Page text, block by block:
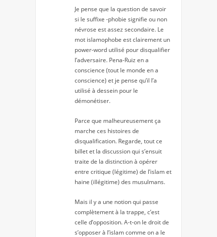
Je pense que la question de savoir
si le suffixe -phobie signifie ou non
névrose est assez secondaire. Le
mot islamophobe est clairement un
power-word utilisé pour disqualifier
l’adversaire. Pena-Ruiz en a
conscience (tout le monde en a
conscience) et je pense qu’il l’a
utilisé à dessein pour le
démonétiser.
Parce que malheureusement ça
marche ces histoires de
disqualification. Regarde, tout ce
billet et la discussion qui s’ensuit
traite de la distinction à opérer
entre critique (légitime) de l’islam et
haine (illégitime) des musulmans.
Mais il y a une notion qui passe
complètement à la trappe, c’est
celle d’opposition. A-t-on le droit de
s’opposer à l’islam comme on a le